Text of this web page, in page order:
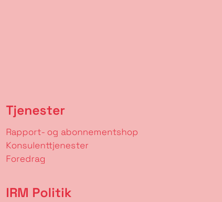
Tjenester
Rapport- og abonnementshop
Konsulenttjenester
Foredrag
IRM Politik